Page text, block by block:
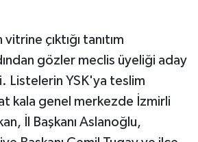
çıktığı tanıtım
gözler meclis üyeliği aday
Listelerin YSK'ya teslim
kala genel merkezde İzmirli
İl Başkanı Aslanoğlu,